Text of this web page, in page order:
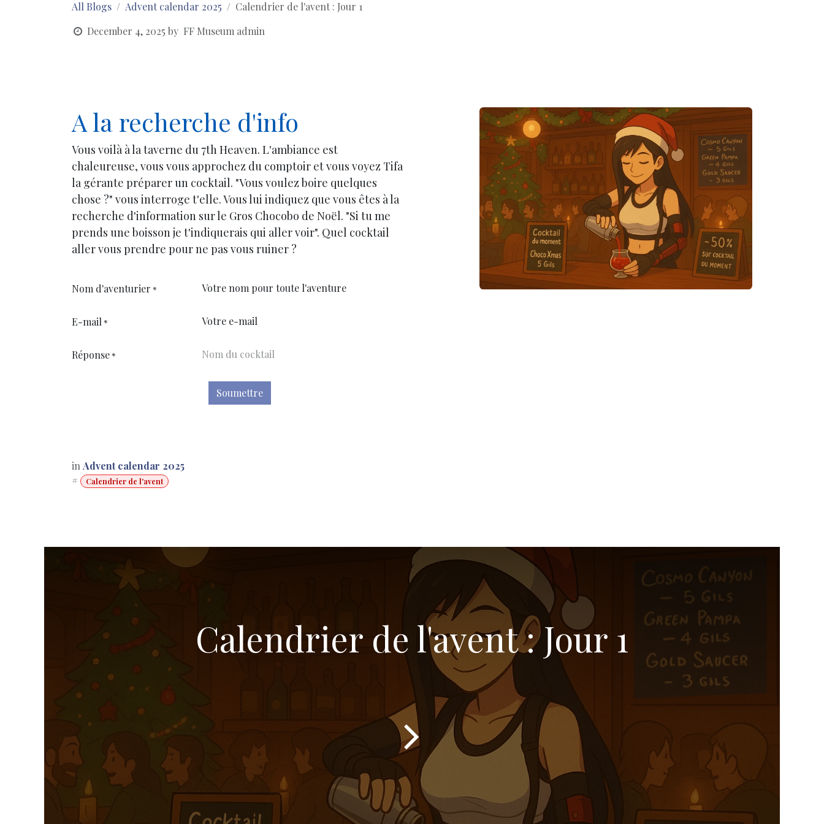
All Blogs Advent calendar 2025
Calendrier de l'avent : Jour 1
December 4, 2025 by FF Museum admin
A la recherche d'info
Vous voilà à la taverne du 7th Heaven. L'ambiance est
chaleureuse, vous vous approchez du comptoir et vous voyez Tifa
la gérante préparer un cocktail. "Vous voulez boire quelques
chose ?" vous interroge t'elle. Vous lui indiquez que vous êtes à la
recherche d'information sur le Gros Chocobo de Noël. "Si tu me
prends une boisson je t'indiquerais qui aller voir". Quel cocktail
aller vous prendre pour ne pas vous ruiner ?
Nom d'aventurier *
E-mail *
Réponse *
Soumettre
in Advent calendar 2025
#
Calendrier de l'avent
Calendrier de l'avent : Jour 1